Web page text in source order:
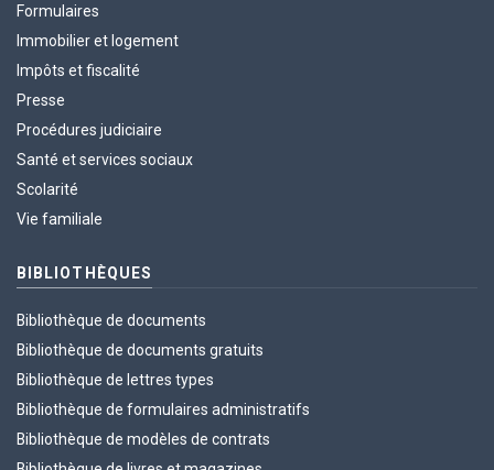
Formulaires
Immobilier et logement
Impôts et fiscalité
Presse
Procédures judiciaire
Santé et services sociaux
Scolarité
Vie familiale
BIBLIOTHÈQUES
Bibliothèque de documents
Bibliothèque de documents gratuits
Bibliothèque de lettres types
Bibliothèque de formulaires administratifs
Bibliothèque de modèles de contrats